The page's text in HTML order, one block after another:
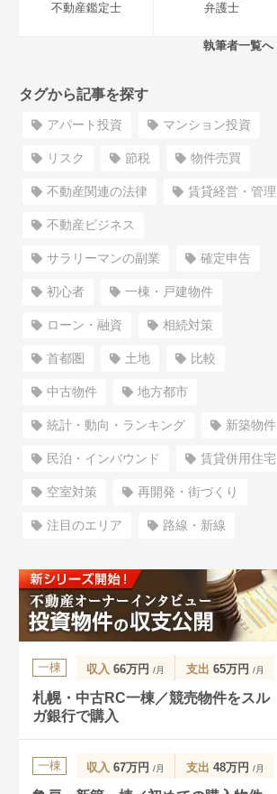
不動産鑑定士 弁護士
執筆者一覧へ
タグから記事を探す
アパート投資 マンション投資
リスク 節税 物件売買
不動産関連の法律 賃貸経営・管理
不動産ビジネス
サラリーマンの副業 確定申告
初心者 一棟・戸建物件
ローン・融資 相続対策
首都圏 土地 比較
中古物件 地方都市
統計・動向・ランキング 新築物件
民泊・インバウンド 賃貸併用住宅
空室対策 再開発・街づくり
注目のエリア 路線・新線
一棟 収入 66万円 /月 支出 65万円 /月
札幌・中古RC一棟／競売物件をスル
ガ銀行で購入
一棟 収入 67万円 /月 支出 48万円 /月